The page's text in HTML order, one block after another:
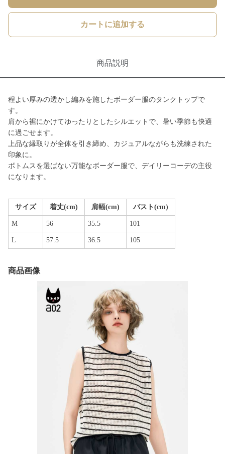
カートに追加する
商品説明
程よい厚みの透かし編みを施したボーダー服のタンクトップで
す。
肩から裾にかけてゆったりとしたシルエットで、暑い季節も快適
に過ごせます。
上品な縁取りが全体を引き締め、カジュアルながらも洗練された
印象に。
ボトムスを選ばない万能なボーダー服で、デイリーコーデの主役
になります。
サイズ 着丈(cm) 肩幅(cm) バスト(cm)
M 56 35.5 101
L 57.5 36.5 105
商品画像